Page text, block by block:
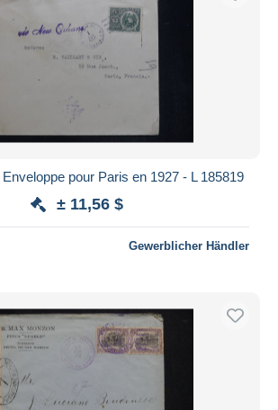
pour Paris en 1927 - L 185819
± 11,56 $
Gewerblicher Händler